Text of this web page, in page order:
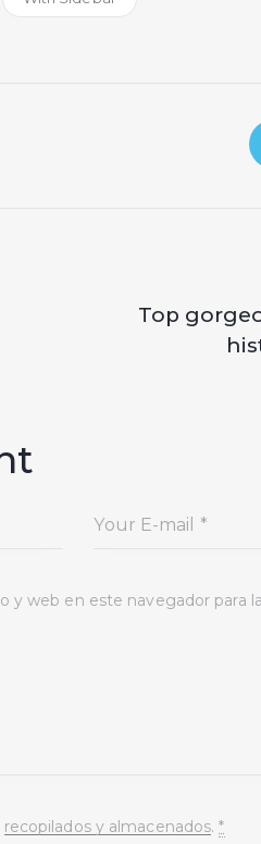
Top
y web en este navegador para
recopilados y almacenados.*